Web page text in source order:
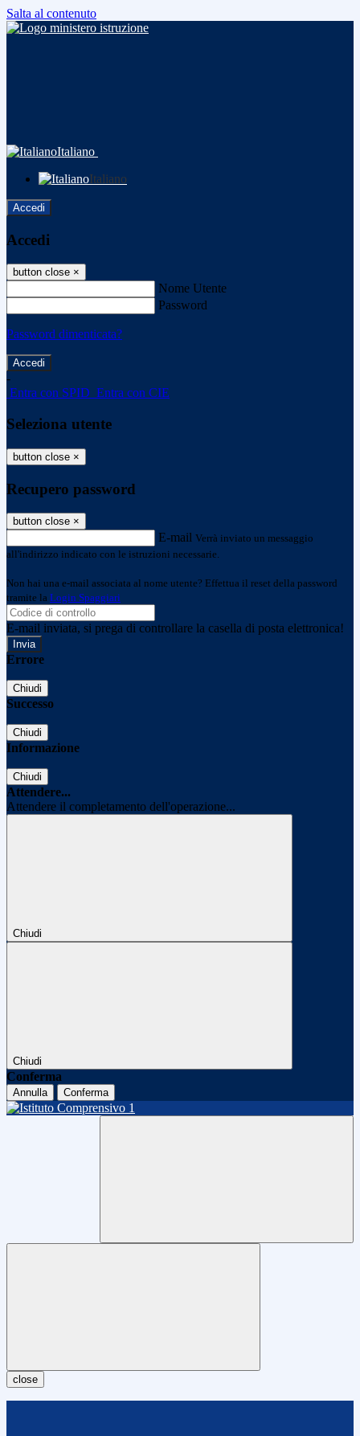
Salta al contenuto
Italiano
Italiano
Accedi
Accedi
button close ×
Nome Utente
Password
Password dimenticata?
-
Entra con SPID Entra con CIE
Seleziona utente
button close ×
Recupero password
button close ×
E-mail Verrà inviato un messaggio
all'indirizzo indicato con le istruzioni necessarie.
Non hai una e-mail associata al nome utente? Effettua il reset della password
tramite la Login Spaggiari
E-mail inviata, si prega di controllare la casella di posta elettronica!
Errore
Chiudi
Successo
Chiudi
Informazione
Chiudi
Attendere...
Attendere il completamento dell'operazione...
Chiudi
Chiudi
Conferma
Annulla Conferma
close